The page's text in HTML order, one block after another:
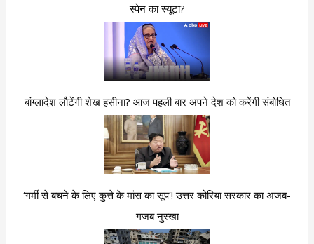
स्पेन का स्यूटा?
बांग्लादेश लौटेंगी शेख हसीना? आज पहली बार अपने देश को करेंगी संबोधित
‘गर्मी से बचने के लिए कुत्ते के मांस का सूप’! उत्तर कोरिया सरकार का अजब-
गजब नुस्खा